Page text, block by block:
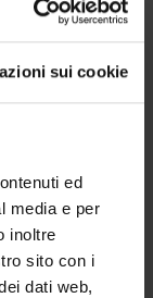
sui cookie
ed
media e per
inoltre
sito con i
dati web,